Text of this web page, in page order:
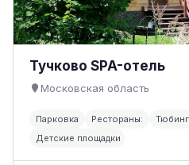
Тучково SPA-отель
Московская область
Парковка Рестораны:
Детские площадки